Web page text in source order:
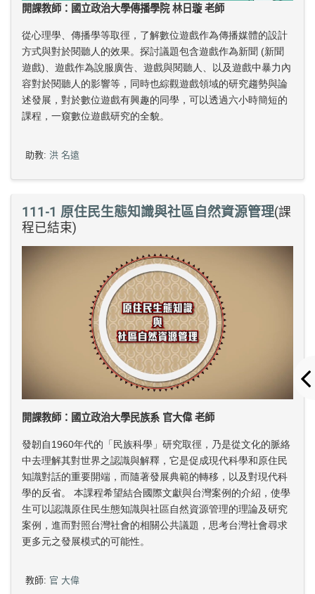
開課教師：國立政治大學傳播學院 林日璇 老師
從心理學、傳播學等取徑，了解數位遊戲作為傳播媒體的設計
方式與對於閱聽人的效果。探討議題包含遊戲作為新聞 (新聞
遊戲)、遊戲作為說服廣告、遊戲與閱聽人、以及遊戲中暴力內
容對於閱聽人的影響等，同時也綜觀遊戲領域的研究趨勢與論
述發展，對於數位遊戲有興趣的同學，可以透過六小時簡短的
課程，一窺數位遊戲研究的全貌。
助教: 洪 名遠
111-1 原住民生態知識與社區自然資源管理(課
程已結束)
開課教師：國立政治大學民族系 官大偉 老師
發韌自1960年代的「民族科學」研究取徑，乃是從文化的脈絡
中去理解其對世界之認識與解釋，它是促成現代科學和原住民
知識對話的重要開端，而隨著發展典範的轉移，以及對現代科
學的反省。 本課程希望結合國際文獻與台灣案例的介紹，使學
生可以認識原住民生態知識與社區自然資源管理的理論及研究
案例，進而對照台灣社會的相關公共議題，思考台灣社會尋求
更多元之發展模式的可能性。
教師: 官 大偉